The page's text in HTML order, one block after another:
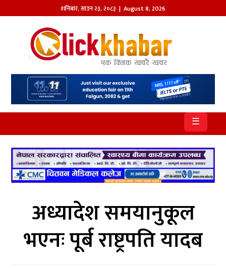
शनिबार,साउन२३,२०८३ | August 8, 2026
होमपेज
समाज
प्रदेश
आजको
पत्रिका
सम्पादकीय
अन्तर्राष्ट्रिय
अर्थ/
☰
अध्यादेश समयानुकूल
भएनः पूर्ब राष्ट्रपति यादब